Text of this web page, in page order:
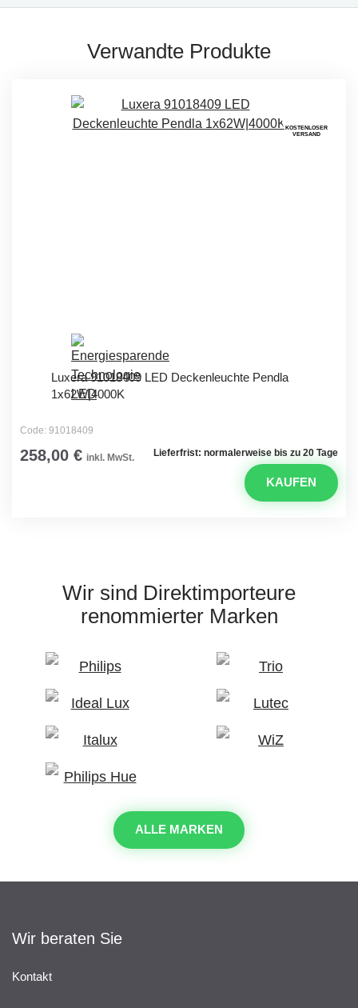
Verwandte Produkte
KOSTENLOSER
VERSAND
Luxera 91018409 LED Deckenleuchte Pendla
1x62W|4000K
Code: 91018409
Lieferfrist: normalerweise bis zu 20 Tage
258,00 € inkl. MwSt.
KAUFEN
Wir sind Direktimporteure
renommierter Marken
ALLE MARKEN
Wir beraten Sie
Kontakt